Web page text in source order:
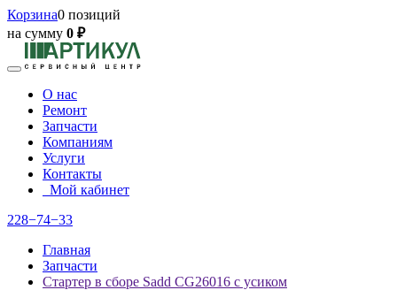
Корзина0 позиций
на сумму 0 ₽
О нас
Ремонт
Запчасти
Компаниям
Услуги
Контакты
Мой кабинет
228−74−33
Главная
Запчасти
Стартер в сборе Sadd CG26016 с усиком